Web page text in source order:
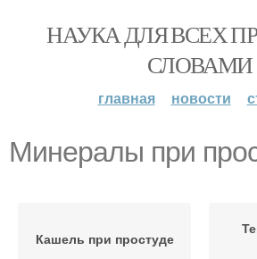
НАУКА ДЛЯ ВСЕХ
СЛОВАМИ
главная новости
Минералы при
Кашель при простуде